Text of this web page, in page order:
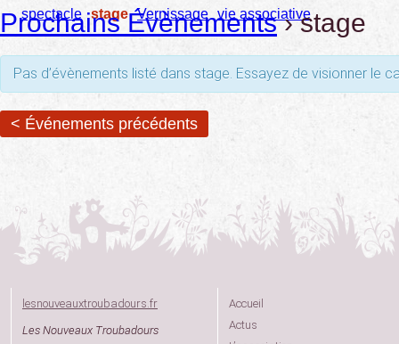
spectacle stage Vernissage vie associative
Prochains Évènements› stage
Pas d’évènements listé dans stage. Essayez de visionner le
< Événements précédents
lesnouveauxtroubadours.fr
Les Nouveaux Troubadours
Accueil
Actus